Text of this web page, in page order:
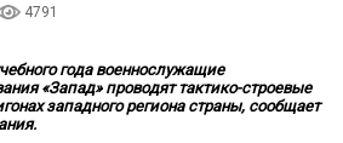
4791
года военнослужащие
«Запад» проводят тактико-строевые
западного региона страны, сообщает